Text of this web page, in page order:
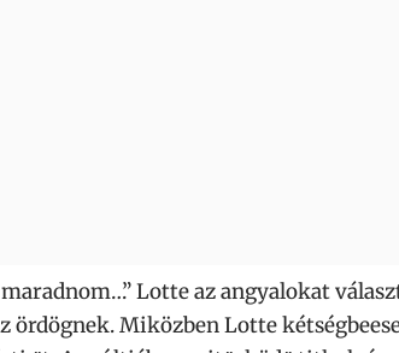
Lotte az angyalokat
ördögnek. Miközben Lotte